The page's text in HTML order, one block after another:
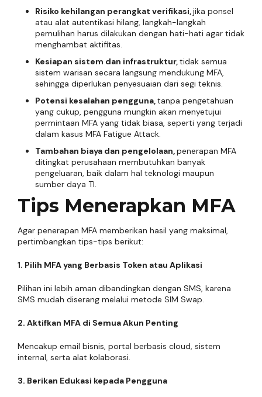
Risiko kehilangan perangkat verifikasi,jika ponsel
atau alat autentikasi hilang, langkah-langkah
pemulihan harus dilakukan dengan hati-hati agar tidak
menghambat aktifitas.
Kesiapan sistem dan infrastruktur,tidak semua
sistem warisan secara langsung mendukung MFA,
sehingga diperlukan penyesuaian dari segi teknis.
Potensi kesalahan pengguna,tanpa pengetahuan
yang cukup, pengguna mungkin akan menyetujui
permintaan MFA yang tidak biasa, seperti yang terjadi
dalam kasus MFA Fatigue Attack.
Tambahan biaya dan pengelolaan,penerapan MFA
ditingkat perusahaan membutuhkan banyak
pengeluaran, baik dalam hal teknologi maupun
sumber daya TI.
Tips Menerapkan MFA
Agar penerapan MFA memberikan hasil yang maksimal,
pertimbangkan tips-tips berikut:
1. Pilih MFA yang Berbasis Token atau Aplikasi
Pilihan ini lebih aman dibandingkan dengan SMS, karena
SMS mudah diserang melalui metode SIM Swap.
2. Aktifkan MFA di Semua Akun Penting
Mencakup email bisnis, portal berbasis cloud, sistem
internal, serta alat kolaborasi.
3. Berikan Edukasi kepada Pengguna